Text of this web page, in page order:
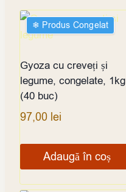
❄︎ Produs Congelat
Gyoza cu creveți și
legume, congelate, 1kg
(40 buc)
97,00 lei
Adaugă în coș